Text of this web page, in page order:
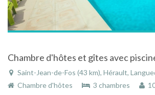
Saint-Jean-de-Fos (43 km), Hérault, Languedoc-
Chambre d'hôtes
3 chambres